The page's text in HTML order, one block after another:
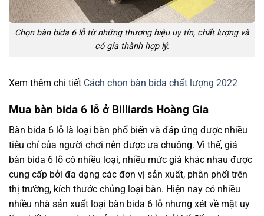
Chọn bàn bida 6 lỗ từ những thương hiệu uy tín, chất lượng và
có gía thành hợp lý.
Xem thêm chi tiết Cách chọn bàn bida chất lượng 2022
Mua bàn bida 6 lỗ ở Billiards Hoàng Gia
Bàn bida 6 lỗ là loại bàn phổ biến và đáp ứng được nhiều
tiêu chí của người chơi nên được ưa chuộng. Vì thế, giá
bàn bida 6 lỗ có nhiều loại, nhiều mức giá khác nhau được
cung cấp bởi đa dạng các đơn vị sản xuất, phân phối trên
thị trường, kích thước chủng loại bàn. Hiện nay có nhiều
nhiều nhà sản xuất loại bàn bida 6 lỗ nhưng xét về mặt uy